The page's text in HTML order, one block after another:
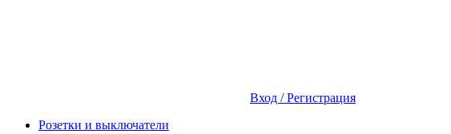
Вход / Регистрация
Розетки и выключатели